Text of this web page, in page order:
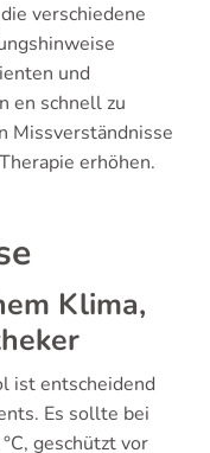
verschiedene
und
en schnell zu
Missverständnisse
erhöhen.
Klima,
ist entscheidend
Es sollte bei
geschützt vor